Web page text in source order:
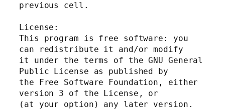
previous cell.
License:
This program is free software: you
can redistribute it and/or modify
it under the terms of the GNU General
Public License as published by
the Free Software Foundation, either
version 3 of the License, or
(at your option) any later version.